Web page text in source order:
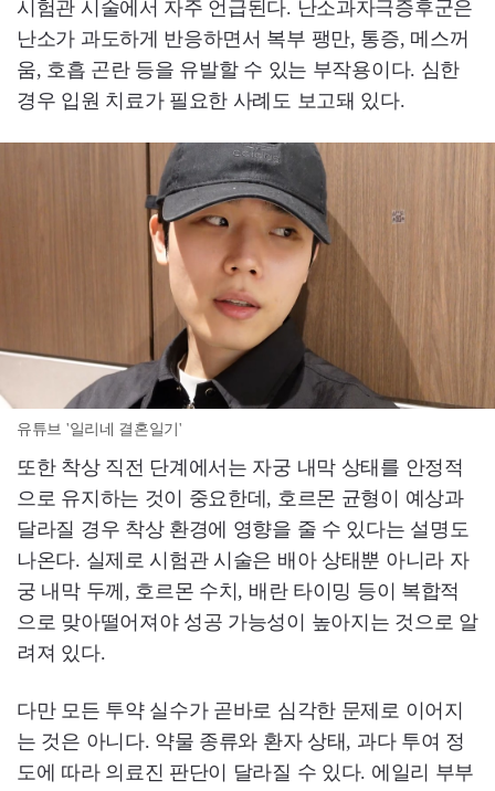
시험관 시술에서 자주 언급된다. 난소과자극증후군은
난소가 과도하게 반응하면서 복부 팽만, 통증, 메스꺼
움, 호흡 곤란 등을 유발할 수 있는 부작용이다. 심한
경우 입원 치료가 필요한 사례도 보고돼 있다.
유튜브 '일리네 결혼일기'
또한 착상 직전 단계에서는 자궁 내막 상태를 안정적
으로 유지하는 것이 중요한데, 호르몬 균형이 예상과
달라질 경우 착상 환경에 영향을 줄 수 있다는 설명도
나온다. 실제로 시험관 시술은 배아 상태뿐 아니라 자
궁 내막 두께, 호르몬 수치, 배란 타이밍 등이 복합적
으로 맞아떨어져야 성공 가능성이 높아지는 것으로 알
려져 있다.
다만 모든 투약 실수가 곧바로 심각한 문제로 이어지
는 것은 아니다. 약물 종류와 환자 상태, 과다 투여 정
도에 따라 의료진 판단이 달라질 수 있다. 에일리 부부